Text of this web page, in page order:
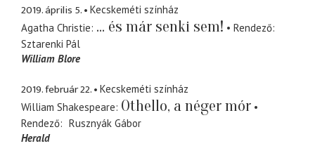
2019. április 5.
Kecskeméti színház
Agatha Christie ... és már senki sem!
Rendező
Sztarenki Pál
William Blore
2019. február 22.
Kecskeméti színház
William Shakespeare Othello, a néger mór
Rendező
Rusznyák Gábor
Herald